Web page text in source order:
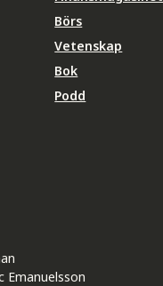
Börs
Vetenskap
Bok
Podd
Emanuelsson